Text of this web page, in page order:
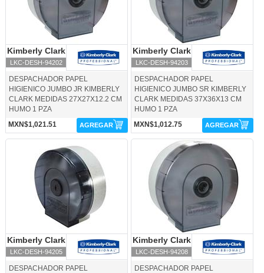
Kimberly Clark
LKC-DESH-94202
Kimberly Clark
DESPACHADOR PAPEL
HIGIENICO JUMBO JR KIMBERLY
CLARK MEDIDAS 27X27X12.2 CM
HUMO 1 PZA
MXN$1,021.51
AGREGAR
Kimberly Clark
LKC-DESH-94203
Kimberly Clark
DESPACHADOR PAPEL
HIGIENICO JUMBO SR KIMBERLY
CLARK MEDIDAS 37X36X13 CM
HUMO 1 PZA
MXN$1,012.75
AGREGAR
Kimberly Clark
LKC-DESH-94205
Kimberly Clark
DESPACHADOR PAPEL
LKC-DESH-94208-Kimberly Clark
Kimberly Clark
LKC-DESH-94208
Kimberly Clark
DESPACHADOR PAPEL